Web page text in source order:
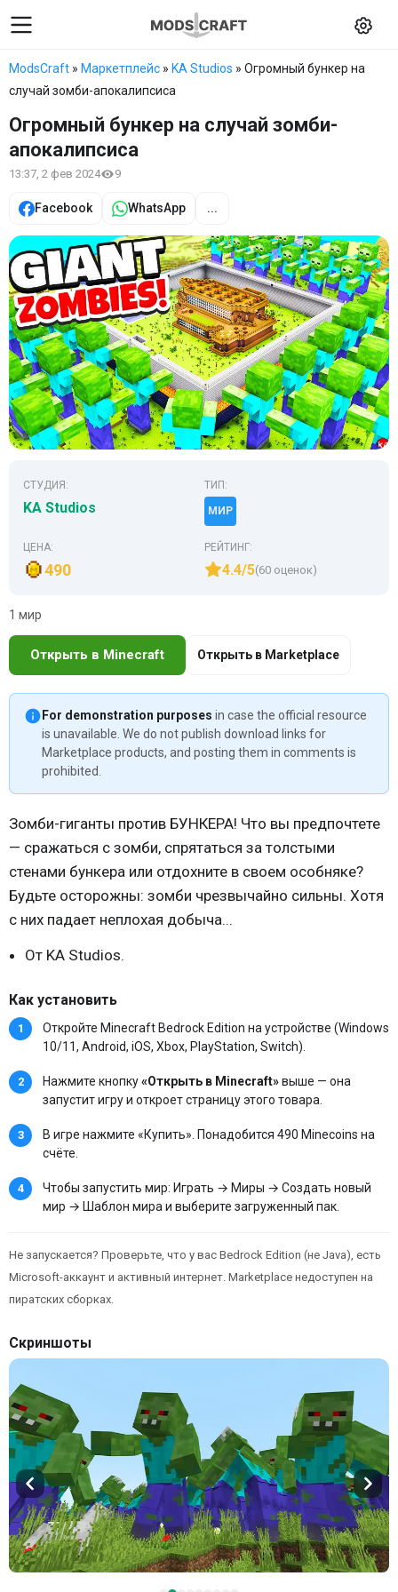
ModsCraft » Маркетплейс » KA Studios » Огромный бункер на
случай зомби-апокалипсиса
Огромный бункер на случай зомби-
апокалипсиса
13:37, 2 фев 2024 9
Facebook WhatsApp ...
СТУДИЯ:
KA Studios
ТИП:
МИР
ЦЕНА:
490
РЕЙТИНГ:
4.4/5(60 оценок)
1 мир
Открыть в Minecraft Открыть в Marketplace
For demonstration purposes in case the official resource
is unavailable. We do not publish download links for
Marketplace products, and posting them in comments is
prohibited.
Зомби-гиганты против БУНКЕРА! Что вы предпочтете
— сражаться с зомби, спрятаться за толстыми
стенами бункера или отдохните в своем особняке?
Будьте осторожны: зомби чрезвычайно сильны. Хотя
с них падает неплохая добыча...
От KA Studios.
Как установить
Откройте Minecraft Bedrock Edition на устройстве (Windows
10/11, Android, iOS, Xbox, PlayStation, Switch).
Нажмите кнопку«Открыть в Minecraft»выше — она
запустит игру и откроет страницу этого товара.
В игре нажмите «Купить». Понадобится 490 Minecoins на
счёте.
Чтобы запустить мир: Играть → Миры → Создать новый
мир → Шаблон мира и выберите загруженный пак.
Не запускается? Проверьте, что у вас Bedrock Edition (не Java), есть
Microsoft-аккаунт и активный интернет. Marketplace недоступен на
пиратских сборках.
Скриншоты